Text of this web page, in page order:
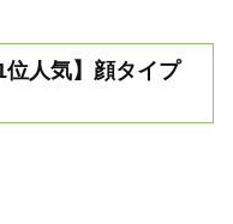
位人気】顔タイプ